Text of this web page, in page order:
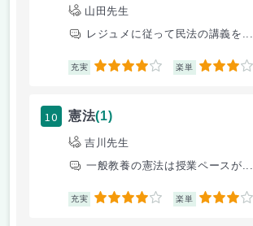
山田先生
レジュメに従って民法の講義を...
充実 4 楽単 3
10 憲法(1)
吉川先生
一般教養の憲法は授業ペースが...
充実 4 楽単 3